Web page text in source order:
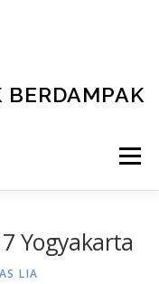
Menu
Yogyakarta
LIA